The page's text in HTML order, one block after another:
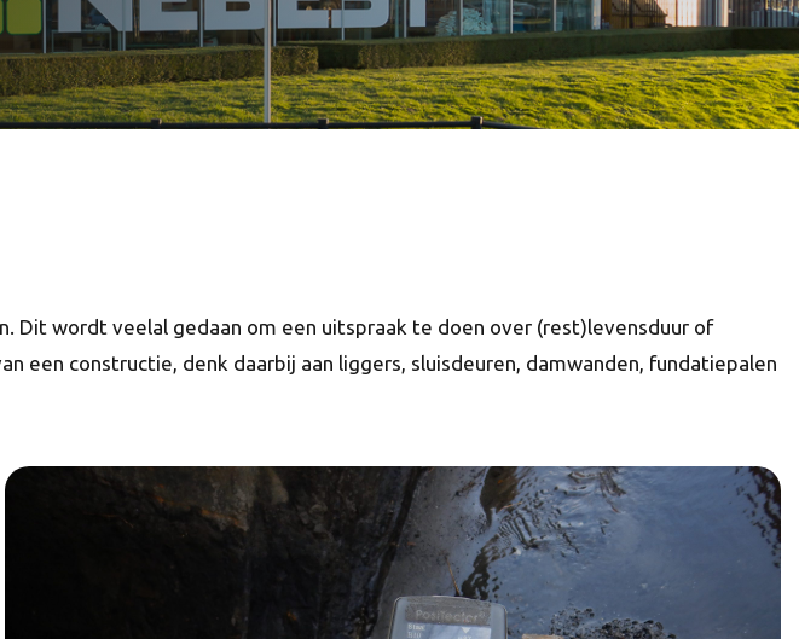
wordt veelal gedaan om een uitspraak te doen over (rest)levensduur of
constructie, denk daarbij aan liggers, sluisdeuren, damwanden, fundatiepalen